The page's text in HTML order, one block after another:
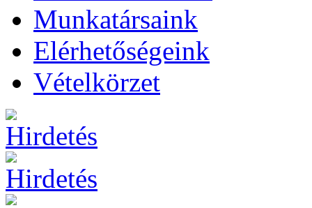
Munkatársaink
Elérhetőségeink
Vételkörzet